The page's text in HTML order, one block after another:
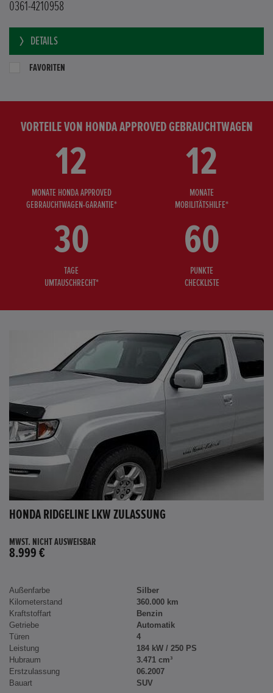
0361-4210958
DETAILS
FAVORITEN
VORTEILE VON HONDA APPROVED GEBRAUCHTWAGEN
12
MONATE HONDA APPROVED
GEBRAUCHTWAGEN-GARANTIE*
12
MONATE
MOBILITÄTSHILFE*
30
TAGE
UMTAUSCHRECHT*
60
PUNKTE
CHECKLISTE
HONDA RIDGELINE LKW ZULASSUNG
MWST. NICHT AUSWEISBAR
8.999 €
Außenfarbe
Silber
Kilometerstand
360.000 km
Kraftstoffart
Benzin
Getriebe
Automatik
Türen
4
Leistung
184 kW / 250 PS
Hubraum
3.471 cm³
Erstzulassung
06.2007
Bauart
SUV